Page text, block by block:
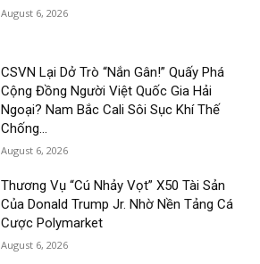
August 6, 2026
CSVN Lại Dở Trò “Nắn Gân!” Quấy Phá
Cộng Đồng Người Việt Quốc Gia Hải
Ngoại? Nam Bắc Cali Sôi Sục Khí Thế
Chống...
August 6, 2026
Thương Vụ “Cú Nhảy Vọt” X50 Tài Sản
Của Donald Trump Jr. Nhờ Nền Tảng Cá
Cược Polymarket
August 6, 2026